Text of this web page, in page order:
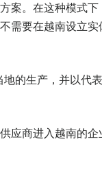
案。在这种模式
需要在越南设立
地的生产，并以代
应商进入越南的